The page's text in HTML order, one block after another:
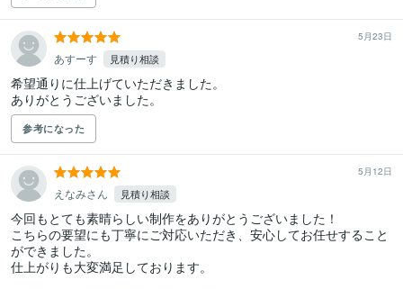
5月23日
あすーす 見積り相談
希望通りに仕上げていただきました。
ありがとうございました。
参考になった
5月12日
えなみさん 見積り相談
今回もとても素晴らしい制作をありがとうございました！
こちらの要望にも丁寧にご対応いただき、安心してお任せすること
ができました。
仕上がりも大変満足しております。